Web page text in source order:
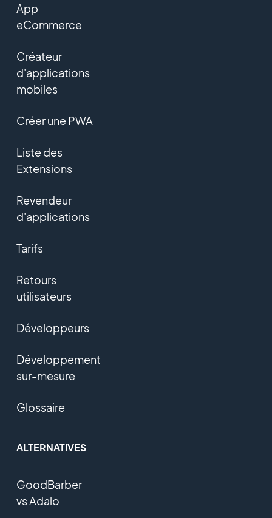
App
eCommerce
Créateur
d'applications
mobiles
Créer une PWA
Liste des
Extensions
Revendeur
d'applications
Tarifs
Retours
utilisateurs
Développeurs
Développement
sur-mesure
Glossaire
ALTERNATIVES
GoodBarber
vs Adalo